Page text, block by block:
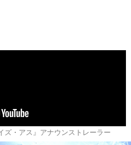
・アス』アナウンストレーラー